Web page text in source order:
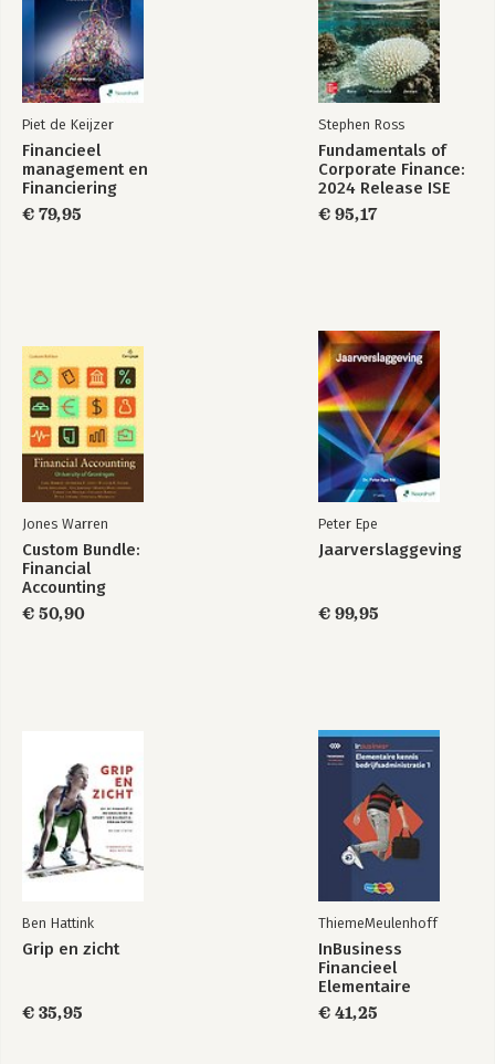
Piet de Keijzer
Financieel
management en
Financiering
€ 79,95
Stephen Ross
Fundamentals of
Corporate Finance:
2024 Release ISE
€ 95,17
Jones Warren
Custom Bundle:
Financial
Accounting
€ 50,90
Peter Epe
Jaarverslaggeving
€ 99,95
Ben Hattink
Grip en zicht
€ 35,95
ThiemeMeulenhoff
InBusiness
Financieel
Elementaire
bedrijfsadministratie
deel 1 - Tekstboek
€ 41,25